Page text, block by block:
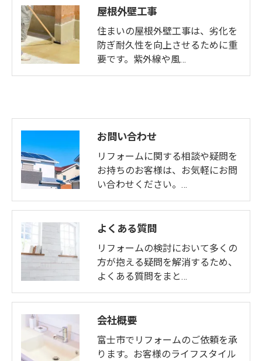
屋根外壁工事
住まいの屋根外壁工事は、劣化を
防ぎ耐久性を向上させるために重
要です。紫外線や風…
お問い合わせ
リフォームに関する相談や疑問を
お持ちのお客様は、お気軽にお問
い合わせください。…
よくある質問
リフォームの検討において多くの
方が抱える疑問を解消するため、
よくある質問をまと…
会社概要
富士市でリフォームのご依頼を承
ります。お客様のライフスタイル